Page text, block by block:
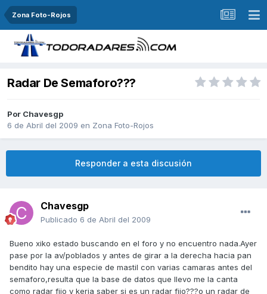
Zona Foto-Rojos
Radar De Semaforo???
Por Chavesgp
6 de Abril del 2009 en Zona Foto-Rojos
Responder a esta discusión
Chavesgp
Publicado 6 de Abril del 2009
Bueno xiko estado buscando en el foro y no encuentro nada.Ayer
pase por la av/poblados y antes de girar a la derecha hacia pan
bendito hay una especie de mastil con varias camaras antes del
semaforo,resulta que la base de datos que llevo me la canta
como radar fijo y keria saber si es un radar fijo???o un radar de